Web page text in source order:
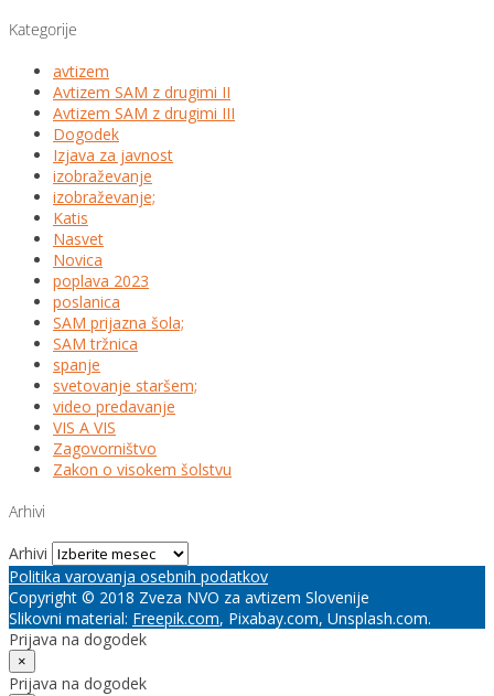
Kategorije
avtizem
Avtizem SAM z drugimi II
Avtizem SAM z drugimi III
Dogodek
Izjava za javnost
izobraževanje
izobraževanje;
Katis
Nasvet
Novica
poplava 2023
poslanica
SAM prijazna šola;
SAM tržnica
spanje
svetovanje staršem;
video predavanje
VIS A VIS
Zagovorništvo
Zakon o visokem šolstvu
Arhivi
Arhivi
Politika varovanja osebnih podatkov
Copyright © 2018 Zveza NVO za avtizem Slovenije
Slikovni material: Freepik.com, Pixabay.com, Unsplash.com.
Prijava na dogodek
×
Prijava na dogodek